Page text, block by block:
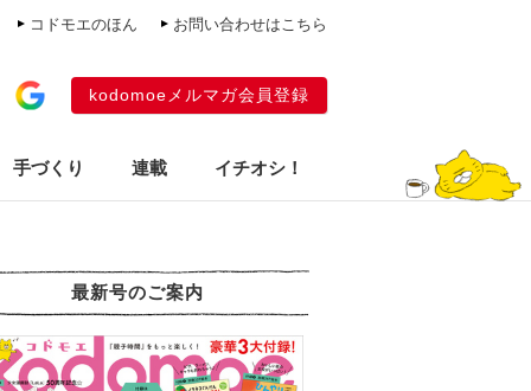
コドモエのほん お問い合わせはこちら
kodomoeメルマガ会員登録
手づくり 連載 イチオシ！
最新号のご案内